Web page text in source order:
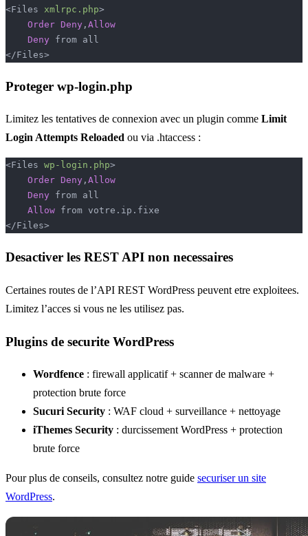
<Files xmlrpc.php>
    Order
Deny , Allow
    Deny
from all
</Files>
Proteger wp-login.php
Limitez les tentatives de connexion avec un plugin comme Limit
Login Attempts Reloaded ou via .htaccess :
<Files wp-login.php>
    Order
Deny , Allow
    Deny
from all
    Allow
from votre.ip.fixe
</Files>
Desactiver les REST API non necessaires
Certaines routes de l’API REST WordPress peuvent etre exploitees.
Limitez l’acces si vous ne les utilisez pas.
Plugins de securite WordPress
Wordfence : firewall applicatif + scanner de malware +
protection brute force
Sucuri Security : WAF cloud + surveillance + nettoyage
iThemes Security : durcissement WordPress + protection
brute force
Pour plus de conseils, consultez notre guide securiser un site
WordPress.